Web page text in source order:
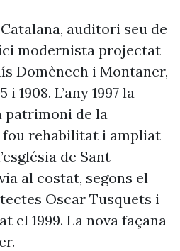
auditori seu de
modernista projectat
Domènech i Montaner,
1908. L’any 1997 la
patrimoni de la
fou rehabilitat i ampliat
de Sant
al costat, segons el
Oscar Tusquets i
el 1999. La nova façana